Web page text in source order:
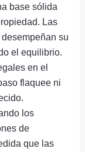
base sólida
Las
su
el equilibrio.
en el
flaquee ni
los
de
que las